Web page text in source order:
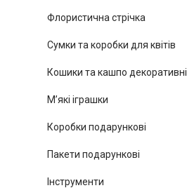
Флористична стрічка
Сумки та коробки для квітів
Кошики та кашпо декоративні
М’які іграшки
Коробки подарункові
Пакети подарункові
Інструменти